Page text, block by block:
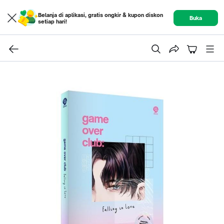
Belanja di aplikasi, gratis ongkir & kupon diskon
setiap hari!
Buka